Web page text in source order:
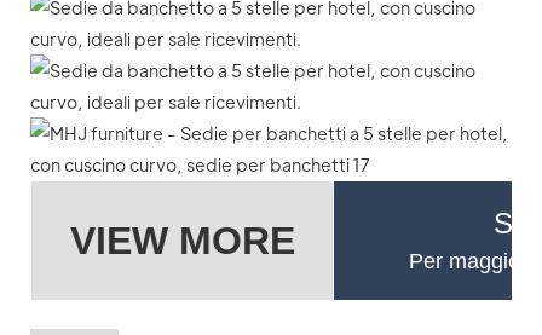
VIEW MORE Se
Per maggiori